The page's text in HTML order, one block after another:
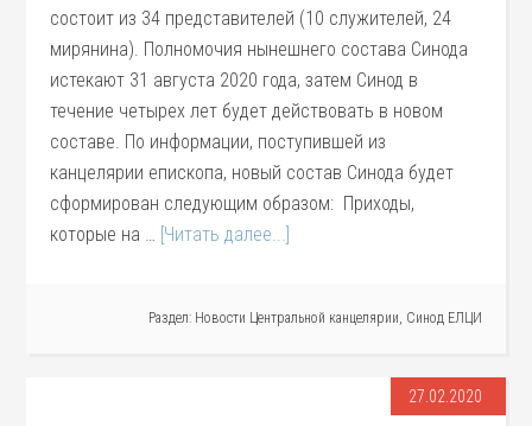
состоит из 34 представителей (10 служителей, 24
мирянина). Полномочия нынешнего состава Синода
истекают 31 августа 2020 года, затем Синод в
течение четырех лет будет действовать в новом
составе. По информации, поступившей из
канцелярии епископа, новый состав Синода будет
сформирован следующим образом: Приходы,
которые на … [Читать далее...]
Раздел: Новости Центральной канцелярии, Синод ЕЛЦИ
27.02.2020